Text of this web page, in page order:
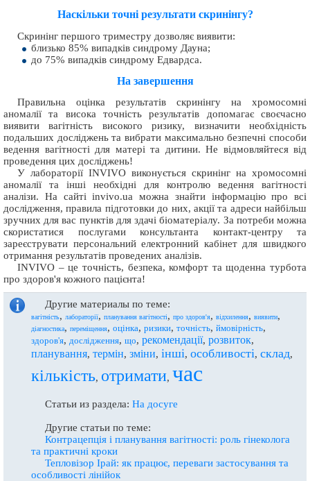
Наскільки точні результати скринінгу?
Скринінг першого триместру дозволяє виявити:
близько 85% випадків синдрому Дауна;
до 75% випадків синдрому Едвардса.
На завершення
Правильна оцінка результатів скринінгу на хромосомні
аномалії та висока точність результатів допомагає своєчасно
виявити вагітність високого ризику, визначити необхідність
подальших досліджень та вибрати максимально безпечні способи
ведення вагітності для матері та дитини. Не відмовляйтеся від
проведення цих досліджень!
У лабораторії INVIVO виконується скринінг на хромосомні
аномалії та інші необхідні для контролю ведення вагітності
аналізи. На сайті invivo.ua можна знайти інформацію про всі
дослідження, правила підготовки до них, акції та адреси найбільш
зручних для вас пунктів для здачі біоматеріалу. За потреби можна
скористатися послугами консультанта контакт-центру та
зареєструвати персональний електронний кабінет для швидкого
отримання результатів проведених аналізів.
INVIVO – це точність, безпека, комфорт та щоденна турбота
про здоров'я кожного пацієнта!
Другие материалы по теме:
вагітність, лабораторії, планування вагітності, про здоров'я, відхилення, виявити,
діагностика, переміщення, оцінка, ризики, точність, ймовірність,
здоров'я, дослідження, що, рекомендації, розвиток,
планування, термін, зміни, інші, особливості, склад,
кількість, отримати, час
Статьи из раздела: На досуге
Другие статьи по теме:
Контрацепція і планування вагітності: роль гінеколога
та практичні кроки
Тепловізор Ірай: як працює, переваги застосування та
особливості лінійок